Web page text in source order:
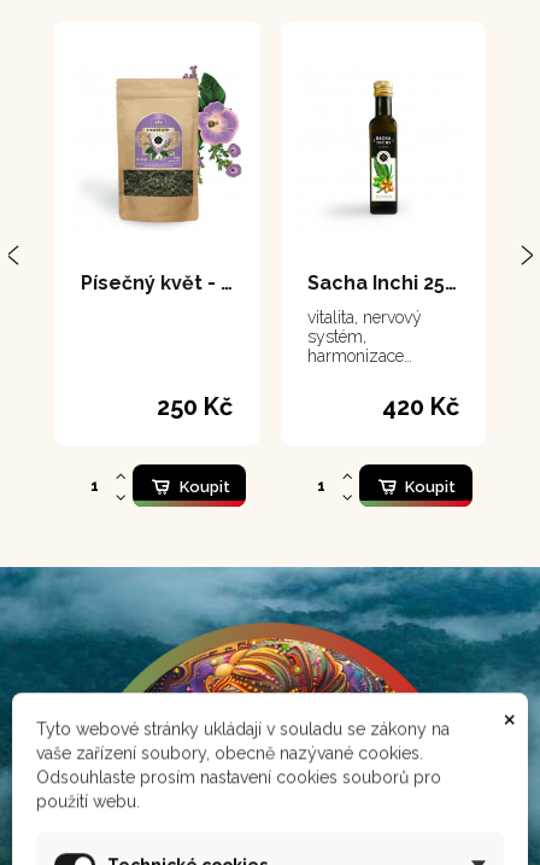
Písečný květ - Chancapiedra 70 g
250 Kč
Koupit
Sacha Inchi 250 ml
vitalita, nervový
systém,
harmonizace
420 Kč
Koupit
×
Tyto webové stránky ukládají v souladu se zákony na
vaše zařízení soubory, obecně nazývané cookies.
Odsouhlaste prosím nastavení cookies souborů pro
použití webu.